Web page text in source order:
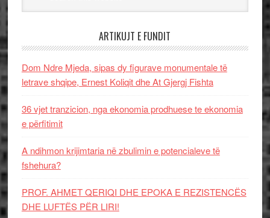
ARTIKUJT E FUNDIT
Dom Ndre Mjeda, sipas dy figurave monumentale të
letrave shqipe, Ernest Koliqit dhe At Gjergj Fishta
36 vjet tranzicion, nga ekonomia prodhuese te ekonomia
e përfitimit
A ndihmon krijimtaria në zbulimin e potencialeve të
fshehura?
PROF. AHMET QERIQI DHE EPOKA E REZISTENCЁS
DHE LUFTЁS PЁR LIRI!